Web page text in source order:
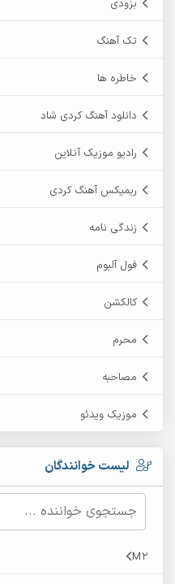
بزودی
تک آهنگ
خاطره ها
دانلود آهنگ کردی شاد
رادیو موزیک آنلاین
ریمیکس آهنگ کردی
زندگی نامه
فول آلبوم
کالکشن
محرم
مصاحبه
موزیک ویدئو
لیست خوانندگان
M2